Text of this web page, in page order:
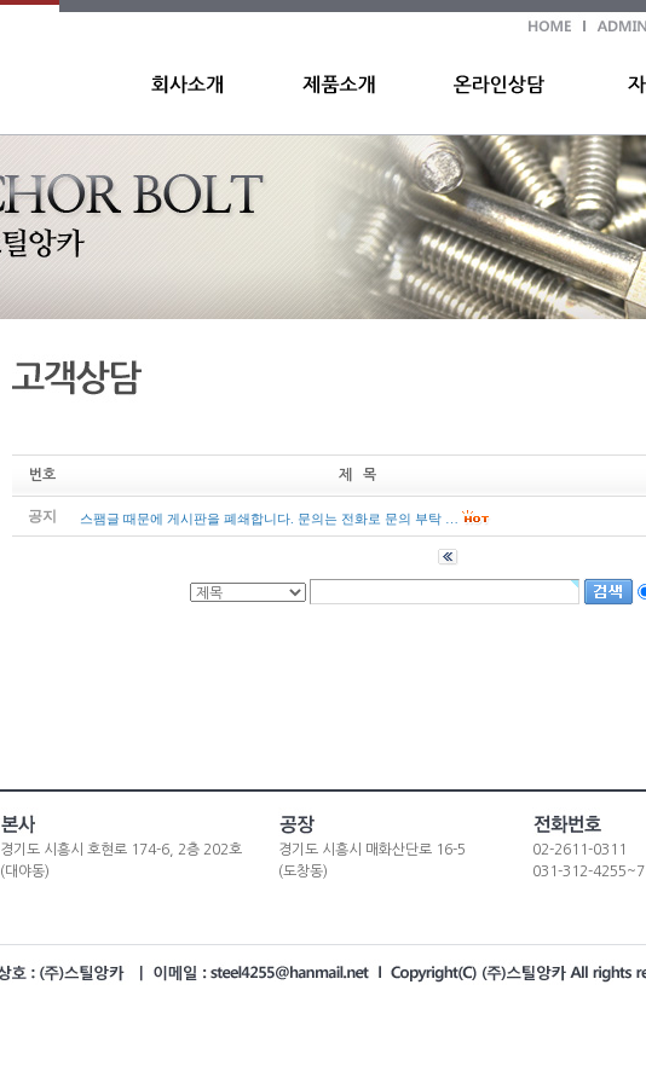
번호 제 목
공지 스팸글 때문에 게시판을 폐쇄합니다. 문의는 전화로 문의 부탁 …
경기도 시흥시 호현로 174-6, 2층 202호
(대야동)
경기도 시흥시 매화산단로 16-5
(도창동)
02-2611-0311
031-312-4255~7